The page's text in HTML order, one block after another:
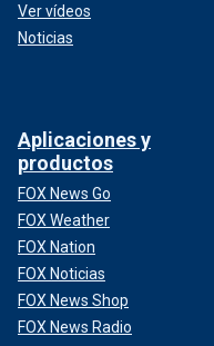
Ver vídeos
Noticias
Aplicaciones y
productos
FOX News Go
FOX Weather
FOX Nation
FOX Noticias
FOX News Shop
FOX News Radio